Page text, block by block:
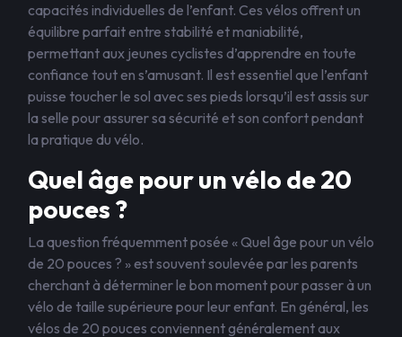
capacités individuelles de l’enfant. Ces vélos offrent un
équilibre parfait entre stabilité et maniabilité,
permettant aux jeunes cyclistes d’apprendre en toute
confiance tout en s’amusant. Il est essentiel que l’enfant
puisse toucher le sol avec ses pieds lorsqu’il est assis sur
la selle pour assurer sa sécurité et son confort pendant
la pratique du vélo.
Quel âge pour un vélo de 20
pouces ?
La question fréquemment posée « Quel âge pour un vélo
de 20 pouces ? » est souvent soulevée par les parents
cherchant à déterminer le bon moment pour passer à un
vélo de taille supérieure pour leur enfant. En général, les
vélos de 20 pouces conviennent généralement aux